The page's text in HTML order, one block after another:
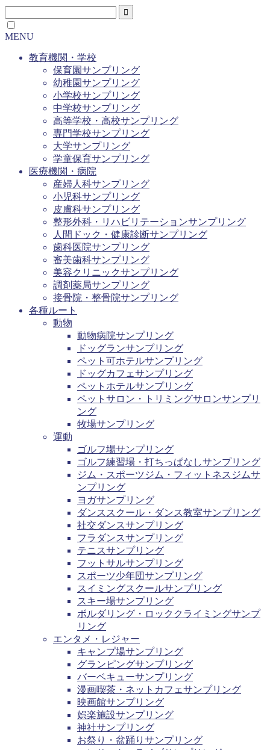
MENU
教育機関・学校
保育園サンプリング
幼稚園サンプリング
小学校サンプリング
中学校サンプリング
高等学校・高校サンプリング
専門学校サンプリング
大学サンプリング
学童保育サンプリング
医療機関・病院
産婦人科サンプリング
小児科サンプリング
皮膚科サンプリング
整形外科・リハビリテーションサンプリング
人間ドック・健康診断サンプリング
歯科医院サンプリング
審美歯科サンプリング
美容クリニックサンプリング
調剤薬局サンプリング
接骨院・整骨院サンプリング
各種ルート
動物
動物病院サンプリング
ドッグランサンプリング
ペット可ホテルサンプリング
ドッグカフェサンプリング
ペットホテルサンプリング
ペットサロン・トリミングサロンサンプリ
ング
牧場サンプリング
運動
ゴルフ場サンプリング
ゴルフ練習場・打ちっぱなしサンプリング
ジム・スポーツジム・フィットネスジムサ
ンプリング
ヨガサンプリング
ダンススクール・ダンス教室サンプリング
社交ダンスサンプリング
フラダンスサンプリング
テニスサンプリング
フットサルサンプリング
スポーツ少年団サンプリング
スイミングスクールサンプリング
スキー場サンプリング
ボルダリング・ロッククライミングサンプ
リング
エンタメ・レジャー
キャンプ場サンプリング
グランピングサンプリング
バーベキューサンプリング
漫画喫茶・ネットカフェサンプリング
映画館サンプリング
娯楽施設サンプリング
神社サンプリング
お祭り・盆踊りサンプリング